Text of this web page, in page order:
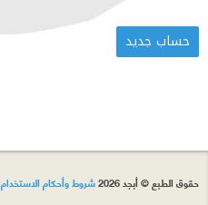
حقوق الطبع © أبجد 2026 شروط وأحكام الاستخدام